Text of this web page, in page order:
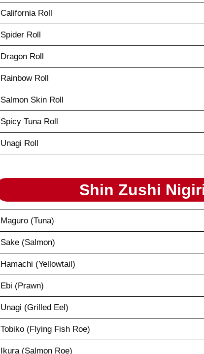
California Roll
Spider Roll
Dragon Roll
Rainbow Roll
Salmon Skin Roll
Spicy Tuna Roll
Unagi Roll
Shin Zushi
Maguro (Tuna)
Sake (Salmon)
Hamachi (Yellowtail)
Ebi (Prawn)
Unagi (Grilled Eel)
Tobiko (Flying Fish Roe)
Ikura (Salmon Roe)